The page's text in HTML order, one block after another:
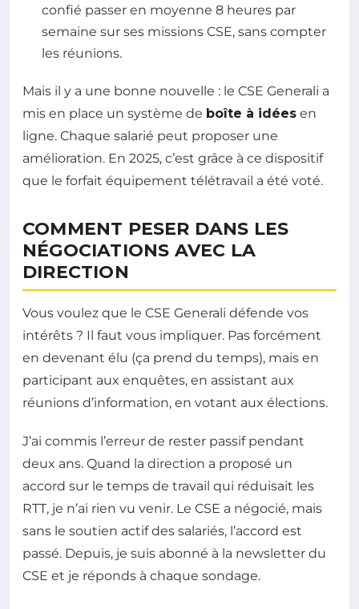
confié passer en moyenne 8 heures par
semaine sur ses missions CSE, sans compter
les réunions.
Mais il y a une bonne nouvelle : le CSE Generali a
mis en place un système de boîte à idées en
ligne. Chaque salarié peut proposer une
amélioration. En 2025, c’est grâce à ce dispositif
que le forfait équipement télétravail a été voté.
COMMENT PESER DANS LES
NÉGOCIATIONS AVEC LA
DIRECTION
Vous voulez que le CSE Generali défende vos
intérêts ? Il faut vous impliquer. Pas forcément
en devenant élu (ça prend du temps), mais en
participant aux enquêtes, en assistant aux
réunions d’information, en votant aux élections.
J’ai commis l’erreur de rester passif pendant
deux ans. Quand la direction a proposé un
accord sur le temps de travail qui réduisait les
RTT, je n’ai rien vu venir. Le CSE a négocié, mais
sans le soutien actif des salariés, l’accord est
passé. Depuis, je suis abonné à la newsletter du
CSE et je réponds à chaque sondage.